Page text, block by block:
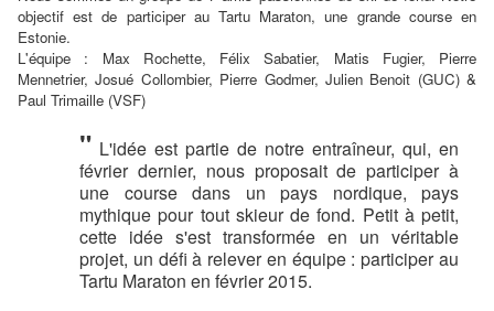
objectif est de participer au Tartu Maraton, une grande course en
Estonie.
L'équipe : Max Rochette, Félix Sabatier, Matis Fugier, Pierre
Mennetrier, Josué Collombier, Pierre Godmer, Julien Benoit (GUC) &
Paul Trimaille (VSF)
" L'idée est partie de notre entraîneur, qui, en
février dernier, nous proposait de participer à
une course dans un pays nordique, pays
mythique pour tout skieur de fond. Petit à petit,
cette idée s'est transformée en un véritable
projet, un défi à relever en équipe : participer au
Tartu Maraton en février 2015.